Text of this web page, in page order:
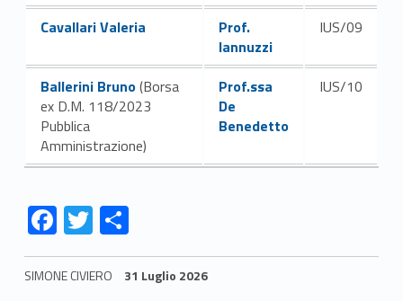
Link identifier #identifier__69365-29
Cavallari Valeria Link identifier #identifier__125362-30
Prof.
Iannuzzi
IUS/09
Link identifier #identifier__8098-31
Ballerini Bruno(Borsa
ex D.M. 118/2023
Pubblica
Amministrazione)
Link identifier #identifier__69418-32
Prof.ssa
De
Benedetto
IUS/10
Link identifier #identifier__177623-1 F
ac
e
Link identifier #identifier__188501-2 T
w
itt
Link identifier #identifier__170788-3 C
o
n
SIMONE CIVIERO 31 Luglio 2026